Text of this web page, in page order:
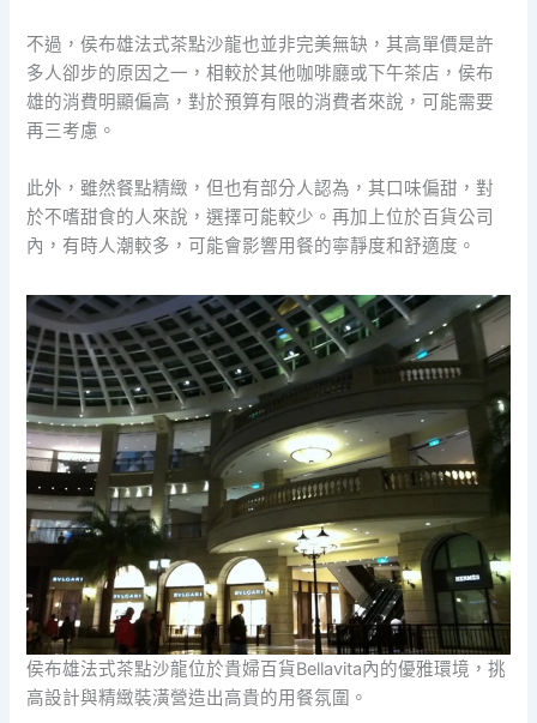
不過，侯布雄法式茶點沙龍也並非完美無缺，其高單價是許
多人卻步的原因之一，相較於其他咖啡廳或下午茶店，侯布
雄的消費明顯偏高，對於預算有限的消費者來說，可能需要
再三考慮。
此外，雖然餐點精緻，但也有部分人認為，其口味偏甜，對
於不嗜甜食的人來說，選擇可能較少。再加上位於百貨公司
內，有時人潮較多，可能會影響用餐的寧靜度和舒適度。
侯布雄法式茶點沙龍位於貴婦百貨Bellavita內的優雅環境，挑
高設計與精緻裝潢營造出高貴的用餐氛圍。